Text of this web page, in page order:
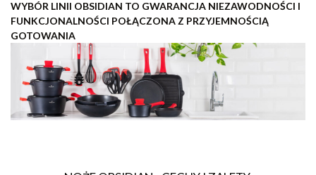
WYBÓR LINII OBSIDIAN TO GWARANCJA NIEZAWODNOŚCI I
FUNKCJONALNOŚCI POŁĄCZONA Z PRZYJEMNOŚCIĄ
GOTOWANIA